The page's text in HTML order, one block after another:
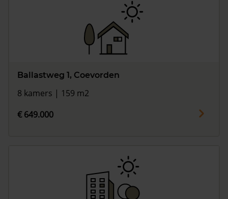
Ballastweg 1, Coevorden
8 kamers | 159 m2
€ 649.000